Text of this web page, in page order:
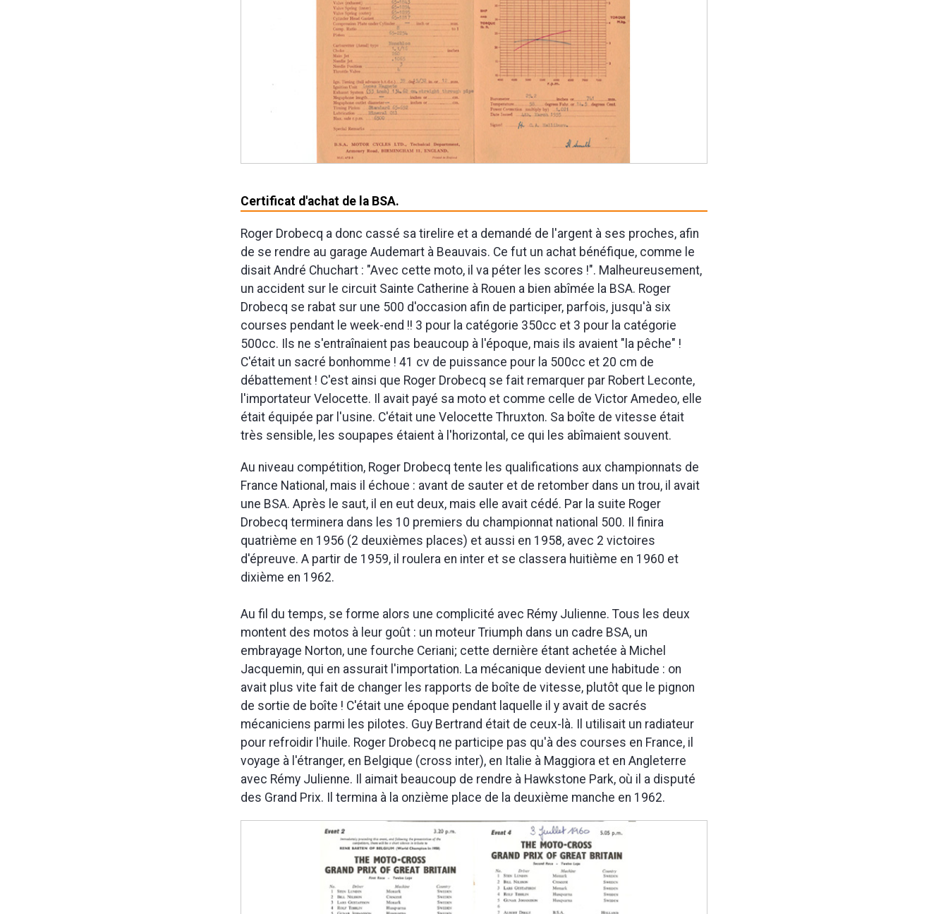
Certificat d'achat de la BSA.
Roger Drobecq a donc cassé sa tirelire et a demandé de l'argent à ses proches, afin
de se rendre au garage Audemart à Beauvais. Ce fut un achat bénéfique, comme le
disait André Chuchart : "Avec cette moto, il va péter les scores !". Malheureusement,
un accident sur le circuit Sainte Catherine à Rouen a bien abîmée la BSA. Roger
Drobecq se rabat sur une 500 d'occasion afin de participer, parfois, jusqu'à six
courses pendant le week-end !! 3 pour la catégorie 350cc et 3 pour la catégorie
500cc. Ils ne s'entraînaient pas beaucoup à l'époque, mais ils avaient "la pêche" !
C'était un sacré bonhomme ! 41 cv de puissance pour la 500cc et 20 cm de
débattement ! C'est ainsi que Roger Drobecq se fait remarquer par Robert Leconte,
l'importateur Velocette. Il avait payé sa moto et comme celle de Victor Amedeo, elle
était équipée par l'usine. C'était une Velocette Thruxton. Sa boîte de vitesse était
très sensible, les soupapes étaient à l'horizontal, ce qui les abîmaient souvent.
Au niveau compétition, Roger Drobecq tente les qualifications aux championnats de
France National, mais il échoue : avant de sauter et de retomber dans un trou, il avait
une BSA. Après le saut, il en eut deux, mais elle avait cédé. Par la suite Roger
Drobecq terminera dans les 10 premiers du championnat national 500. Il finira
quatrième en 1956 (2 deuxièmes places) et aussi en 1958, avec 2 victoires
d'épreuve. A partir de 1959, il roulera en inter et se classera huitième en 1960 et
dixième en 1962.
Au fil du temps, se forme alors une complicité avec Rémy Julienne. Tous les deux
montent des motos à leur goût : un moteur Triumph dans un cadre BSA, un
embrayage Norton, une fourche Ceriani; cette dernière étant achetée à Michel
Jacquemin, qui en assurait l'importation. La mécanique devient une habitude : on
avait plus vite fait de changer les rapports de boîte de vitesse, plutôt que le pignon
de sortie de boîte ! C'était une époque pendant laquelle il y avait de sacrés
mécaniciens parmi les pilotes. Guy Bertrand était de ceux-là. Il utilisait un radiateur
pour refroidir l'huile. Roger Drobecq ne participe pas qu'à des courses en France, il
voyage à l'étranger, en Belgique (cross inter), en Italie à Maggiora et en Angleterre
avec Rémy Julienne. Il aimait beaucoup de rendre à Hawkstone Park, où il a disputé
des Grand Prix. Il termina à la onzième place de la deuxième manche en 1962.